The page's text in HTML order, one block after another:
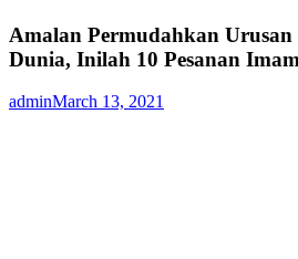
Amalan Permudahkan
Dunia, Inilah 10 Pesanan
adminMarch 13, 2021